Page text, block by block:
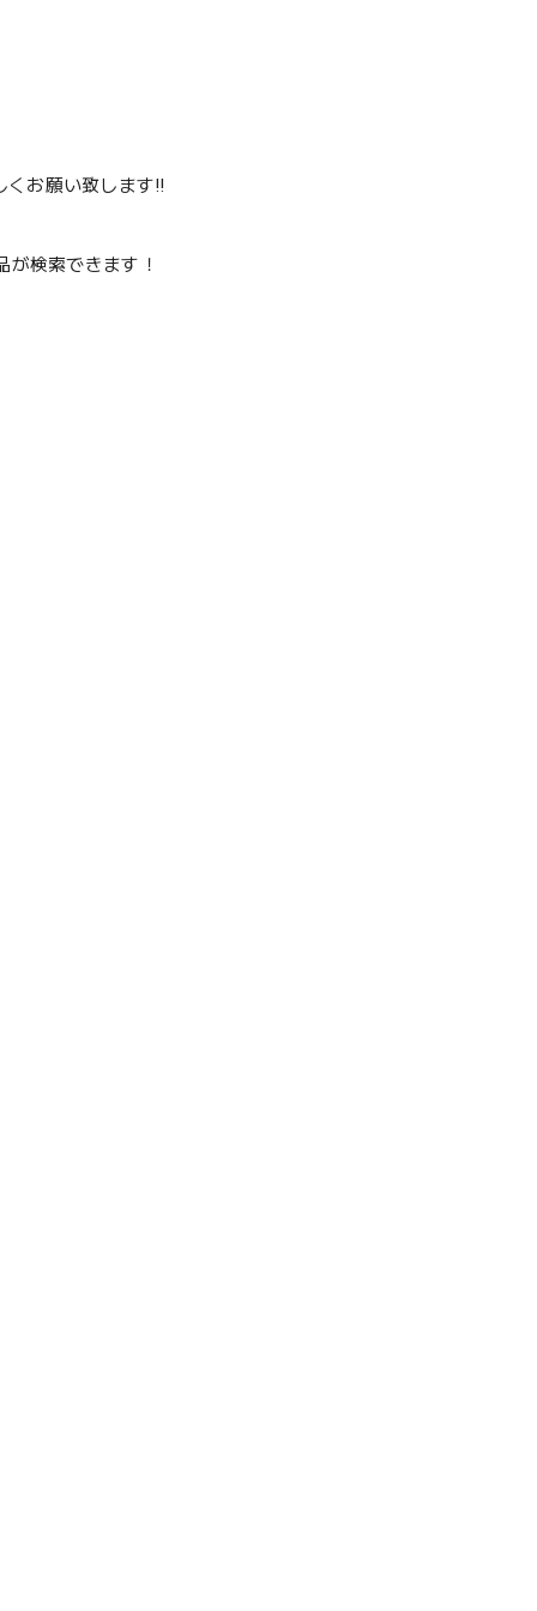
お願い致します‼️
検索できます！